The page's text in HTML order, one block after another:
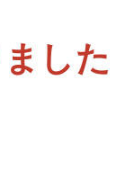
した